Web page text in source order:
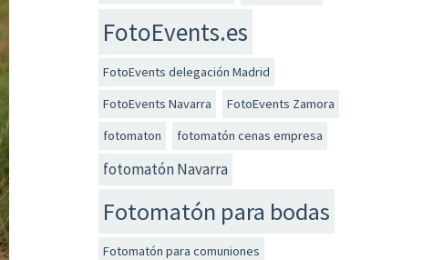
FotoEvents.es
FotoEvents delegación Madrid
FotoEvents Navarra
FotoEvents Zamora
fotomaton
fotomatón cenas empresa
fotomatón Navarra
Fotomatón para bodas
Fotomatón para comuniones